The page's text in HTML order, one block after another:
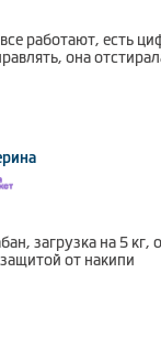
работают, есть
она
загрузка на 5
от накипи